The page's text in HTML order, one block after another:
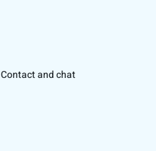
Contact and chat